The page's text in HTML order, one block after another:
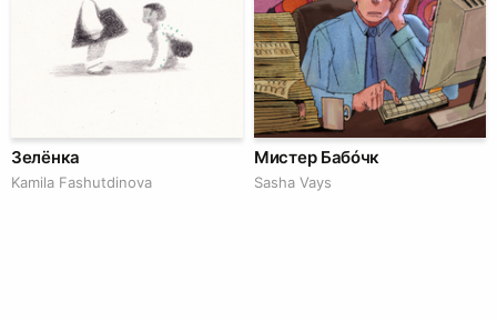
Зелёнка
Kamila Fashutdinova
Мистер Бабóчк
Sasha Vays